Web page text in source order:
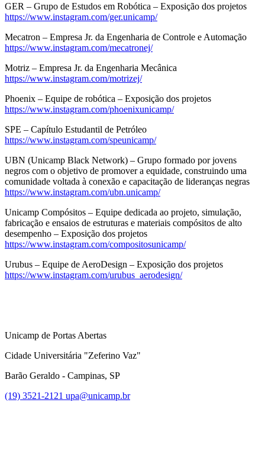
GER – Grupo de Estudos em Robótica – Exposição dos projetos
https://www.instagram.com/ger.unicamp/
Mecatron – Empresa Jr. da Engenharia de Controle e Automação
https://www.instagram.com/mecatronej/
Motriz – Empresa Jr. da Engenharia Mecânica
https://www.instagram.com/motrizej/
Phoenix – Equipe de robótica – Exposição dos projetos
https://www.instagram.com/phoenixunicamp/
SPE – Capítulo Estudantil de Petróleo
https://www.instagram.com/speunicamp/
UBN (Unicamp Black Network) – Grupo formado por jovens
negros com o objetivo de promover a equidade, construindo uma
comunidade voltada à conexão e capacitação de lideranças negras
https://www.instagram.com/ubn.unicamp/
Unicamp Compósitos – Equipe dedicada ao projeto, simulação,
fabricação e ensaios de estruturas e materiais compósitos de alto
desempenho – Exposição dos projetos
https://www.instagram.com/compositosunicamp/
Urubus – Equipe de AeroDesign – Exposição dos projetos
https://www.instagram.com/urubus_aerodesign/
Unicamp de Portas Abertas
Cidade Universitária "Zeferino Vaz"
Barão Geraldo - Campinas, SP
(19) 3521-2121 upa@unicamp.br